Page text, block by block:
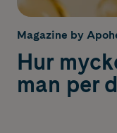
Magazine by
Hur
man per